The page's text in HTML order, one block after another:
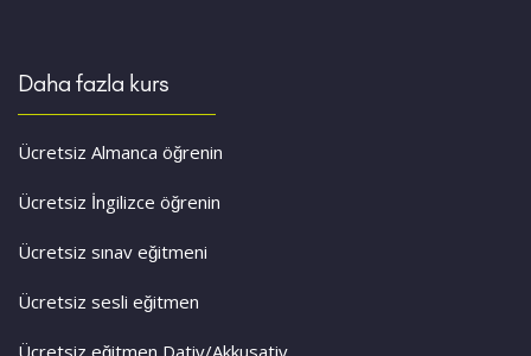
Daha fazla kurs
Ücretsiz Almanca öğrenin
Ücretsiz İngilizce öğrenin
Ücretsiz sınav eğitmeni
Ücretsiz sesli eğitmen
Ücretsiz eğitmen Dativ/Akkusativ